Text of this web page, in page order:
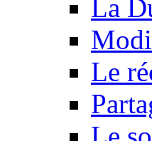
La
Le